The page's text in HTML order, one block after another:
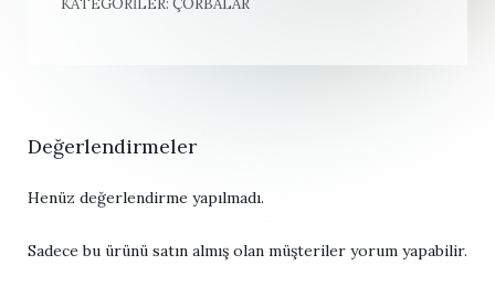
KATEGORILER: ÇORBALAR
Değerlendirmeler
Henüz değerlendirme yapılmadı.
Sadece bu ürünü satın almış olan müşteriler yorum yapabilir.